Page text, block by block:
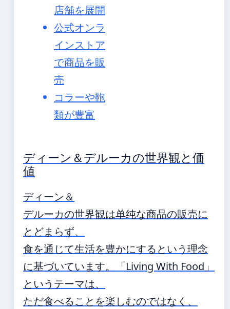
店舗を展開
公式オンラ
インストア
で商品を販
売
コラーや鞄
類が豊富
ディーン＆デルーカの世界観と価
値
ディーン＆
デルーカの世界観は单纯な商品の販売に
とどまらず、
食を通じて生活を豊かにするという理念
に基づいています。「Living With Food」
というテーマは、
ただ食べることを楽しむのではなく、